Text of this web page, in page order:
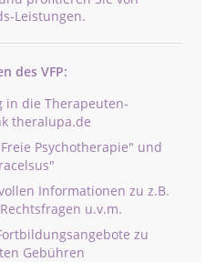
Leistungen.
des VFP:
in die Therapeuten-
theralupa.de
Psychotherapie" und
Informationen zu z.B.
u.v.m.
zu
Gebühren